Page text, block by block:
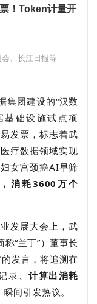
！Token计量开
、长江日报等
集团建设的“汉数
基础设施试点项
发票，标志着武
疗数据领域实现
女宫颈癌AI早筛
消耗3600万个
发展大会上，武
“兰丁”）董事长
发言，将追溯在
录、计算出消耗
瞬间引发热议。